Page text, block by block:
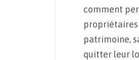
comment
patrimoine,
quitter leur